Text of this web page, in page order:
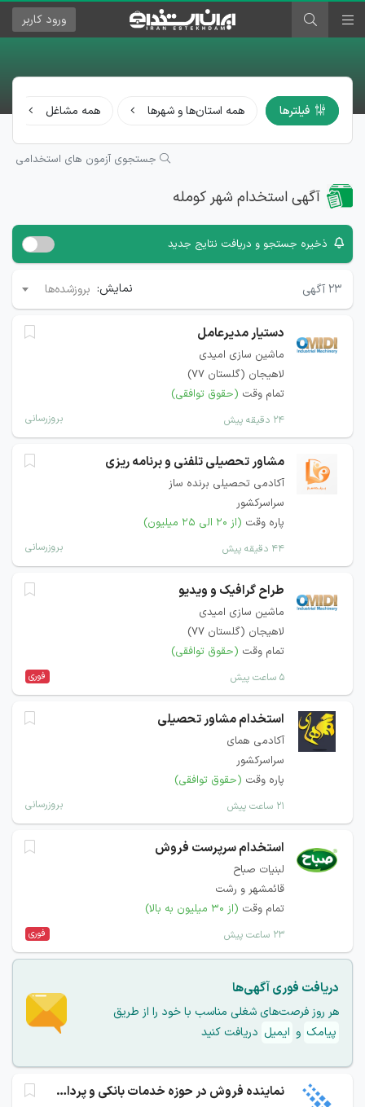
ورود کاربر
فیلترها همه استان‌ها و شهرها همه مشاغل
جستجوی آزمون های استخدامی
آگهی استخدام شهر کومله
ذخیره جستجو و دریافت نتایج جدید
۲۳ آگهی نمایش: بروزشده‌ها
دستیار مدیرعامل
ماشین سازی امیدی
لاهیجان (گلستان 77)
تمام وقت (حقوق توافقی)
۲۴ دقیقه پیش بروزرسانی
مشاور تحصیلی تلفنی و برنامه ریزی
آکادمی تحصیلی برنده ساز
سراسرکشور
پاره وقت (از ۲۰ الی ۲۵ میلیون)
۴۴ دقیقه پیش بروزرسانی
طراح گرافیک و ویدیو
ماشین سازی امیدی
لاهیجان (گلستان ۷۷)
تمام وقت (حقوق توافقی)
۵ ساعت پیش فوری
استخدام مشاور تحصیلی
آکادمی همای
سراسرکشور
پاره وقت (حقوق توافقی)
۲۱ ساعت پیش بروزرسانی
استخدام سرپرست فروش
لبنیات صباح
قائمشهر و رشت
تمام وقت (از ۳۰ میلیون به بالا)
۲۳ ساعت پیش فوری
دریافت فوری آگهی‌ها
هر روز فرصت‌های شغلی مناسب با خود را از طریق
پیامک و ایمیل دریافت کنید
نماینده فروش در حوزه خدمات بانکی و پرداخت